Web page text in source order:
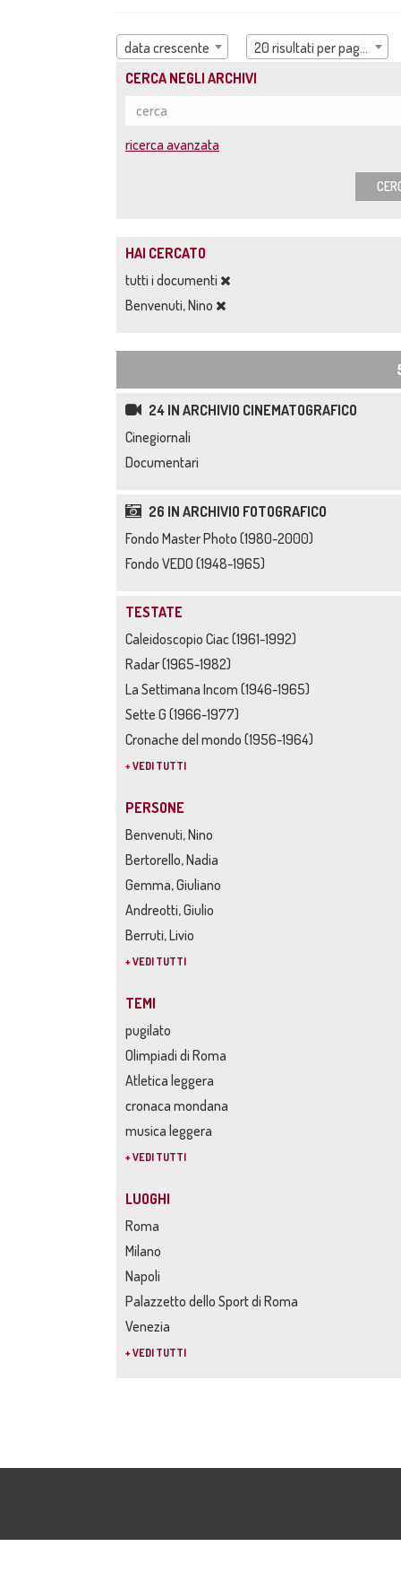
data crescente
20 risultati per pagina
CERCA NEGLI ARCHIVI
ricerca avanzata
HAI CERCATO
tutti i documenti
Benvenuti, Nino
24 IN ARCHIVIO CINEMATOGRAFICO
Cinegiornali
Documentari
26 IN ARCHIVIO FOTOGRAFICO
Fondo Master Photo (1980-2000)
Fondo VEDO (1948-1965)
TESTATE
Caleidoscopio Ciac (1961-1992)
Radar (1965-1982)
La Settimana Incom (1946-1965)
Sette G (1966-1977)
Cronache del mondo (1956-1964)
+ VEDI TUTTI
PERSONE
Benvenuti, Nino
Bertorello, Nadia
Gemma, Giuliano
Andreotti, Giulio
Berruti, Livio
+ VEDI TUTTI
TEMI
pugilato
Olimpiadi di Roma
Atletica leggera
cronaca mondana
musica leggera
+ VEDI TUTTI
LUOGHI
Roma
Milano
Napoli
Palazzetto dello Sport di Roma
Venezia
+ VEDI TUTTI